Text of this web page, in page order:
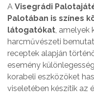
A Visegrádi
Palotában is színes
látogatókat, amelyek
harcművészeti
receptek alapján
esemény
korabeli eszközöket
viseletében készítik az